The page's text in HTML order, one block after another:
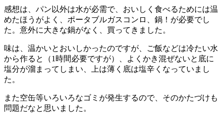
感想は、パン以外は水が必需で、おいしく食べるためには温
めたほうがよく、ポータブルガスコンロ、鍋！が必要でし
た。意外に大きな鍋がなく、買ってきました。
味は、温かいとおいしかったのですが、ご飯などは冷たい水
から作ると（1時間必要ですが）、よくかき混ぜないと底に
塩分が溜まってしまい、上は薄く底は塩辛くなっていまし
た。
また空缶等いろいろなゴミが発生するので、そのかたづけも
問題だなと思いました。